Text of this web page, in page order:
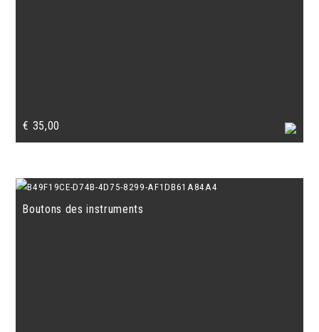
€ 35,00
Boutons des instruments